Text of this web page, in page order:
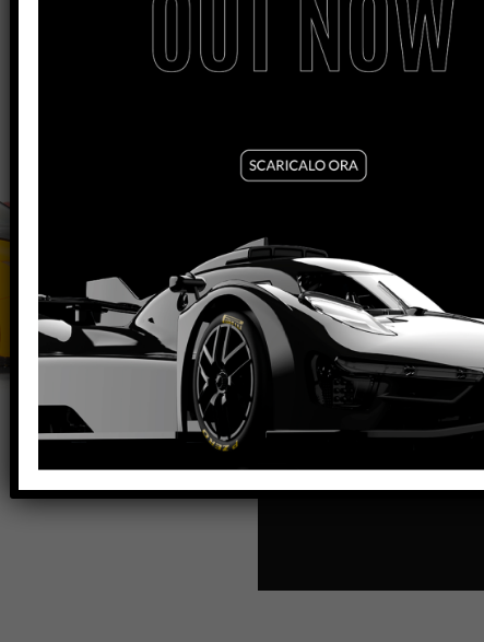
MOTORE AW:
MOTORE SW:
PASSO:
DISTANZA ASSE
PESO CORPO: